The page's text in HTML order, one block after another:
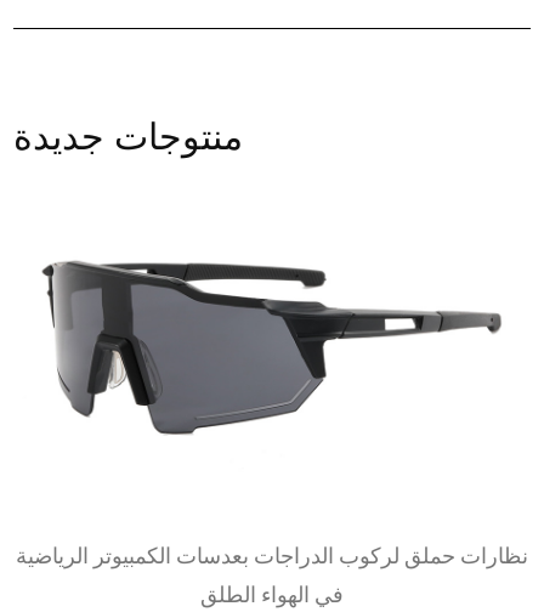
منتوجات جديدة
نظارات حملق لركوب الدراجات بعدسات الكمبيوتر الرياضية
في الهواء الطلق